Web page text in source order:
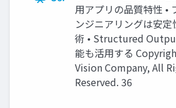
用アプリの品質特性 •
ンジニアリングは安
術 • Structured
能も活用する
Vision Company, All
Reserved. 36